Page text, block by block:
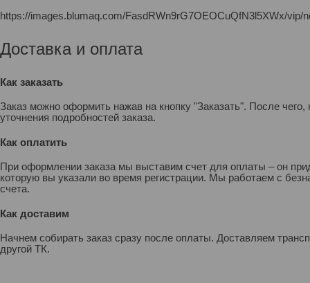
https://images.blumaq.com/FasdRWn9rG7OEOCuQfN3l5XWx/vip/
Доставка и оплата
Как заказать
Заказ можно оформить нажав на кнопку "Заказать". После
уточнения подробностей заказа.
Как оплатить
При оформлении заказа мы выставим счет для оплаты – он
которую вы указали во время регистрации. Мы работаем с
счета.
Как доставим
Начнем собирать заказ сразу после оплаты. Доставляем
другой ТК.